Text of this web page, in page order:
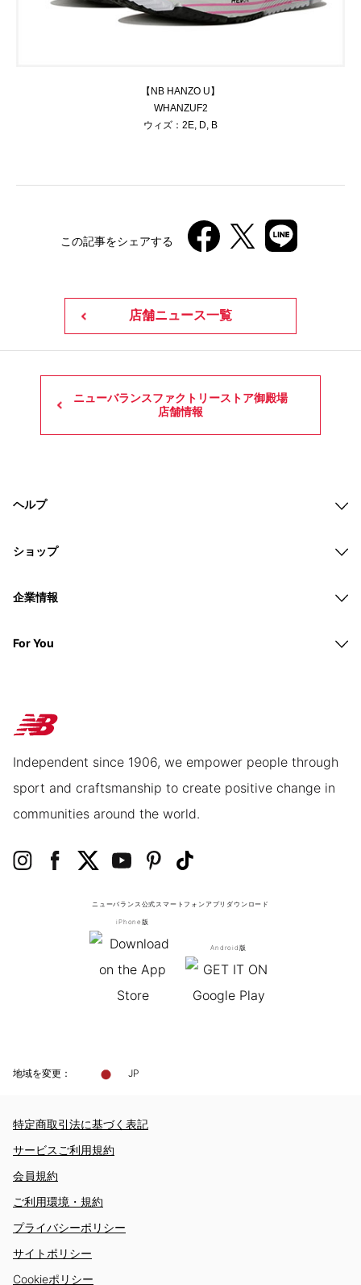
【NB HANZO U】
WHANZUF2
ウィズ：2E, D, B
この記事をシェアする
店舗ニュース一覧
ニューバランスファクトリーストア御殿場
店舗情報
ヘルプ
ショップ
企業情報
For You
Independent since 1906, we empower people through
sport and craftsmanship to create positive change in
communities around the world.
ニューバランス公式スマートフォンアプリ ダウンロード
iPhone版
Android版
地域を変更： JP
特定商取引法に基づく表記
サービスご利用規約
会員規約
ご利用環境・規約
プライバシーポリシー
サイトポリシー
Cookieポリシー